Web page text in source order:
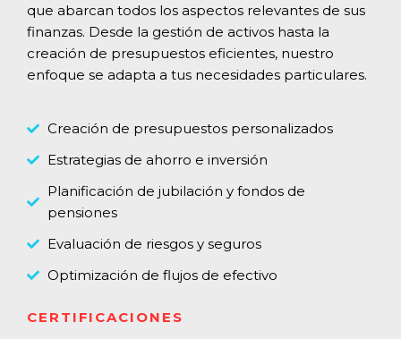
que abarcan todos los aspectos relevantes de sus
finanzas. Desde la gestión de activos hasta la
creación de presupuestos eficientes, nuestro
enfoque se adapta a tus necesidades particulares.
Creación de presupuestos personalizados
Estrategias de ahorro e inversión
Planificación de jubilación y fondos de
pensiones
Evaluación de riesgos y seguros
Optimización de flujos de efectivo
CERTIFICACIONES